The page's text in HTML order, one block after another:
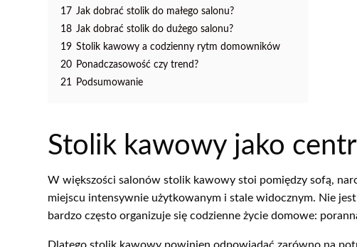
17 Jak dobrać stolik do małego salonu?
18 Jak dobrać stolik do dużego salonu?
19 Stolik kawowy a codzienny rytm domowników
20 Ponadczasowość czy trend?
21 Podsumowanie
Stolik kawowy jako
W większości salonów stolik kawowy stoi pomiędzy sofą,
miejscu intensywnie użytkowanym i stale widocznym. Nie
bardzo często organizuje się codzienne życie domowe: